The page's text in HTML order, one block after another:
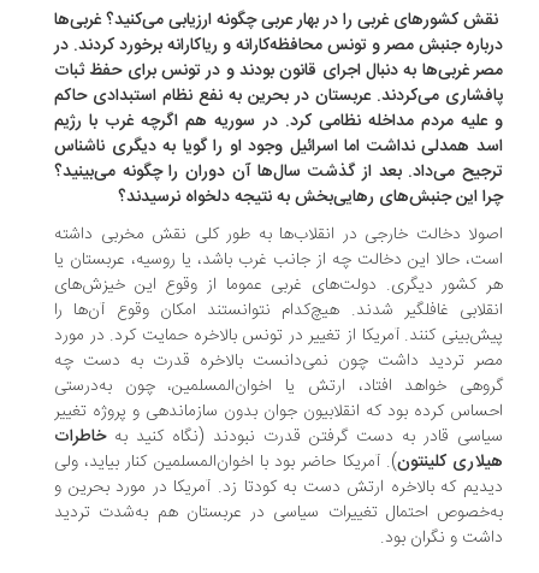
کشورهای غربی را در بهار عربی چگونه ارزیابی می‌کنید؟ غربی‌ها
جنبش مصر و تونس محافظه‌کارانه و ریاکارانه برخورد کردند. در
غربی‌ها به دنبال اجرای قانون بودند و در تونس برای حفظ ثبات
می‌کردند. عربستان در بحرین به نفع نظام استبدادی حاکم
مردم مداخله نظامی کرد. در سوریه هم اگرچه غرب با رژیم
همدلی نداشت اما اسرائیل وجود او را گویا به دیگری ناشناس
می‌داد. بعد از گذشت سال‌ها آن دوران را چگونه می‌بینید؟
این جنبش‌های رهایی‌بخش به نتیجه دلخواه نرسیدند؟
دخالت خارجی در انقلاب‌ها به طور کلی نقش مخربی داشته
حالا این دخالت چه از جانب غرب باشد، یا روسیه، عربستان یا
کشور دیگری. دولت‌های غربی عموما از وقوع این خیزش‌های
غافلگیر شدند. هیچ‌کدام نتوانستند امکان وقوع آن‌ها را
کنند. آمریکا از تغییر در تونس بالاخره حمایت کرد. در مورد
تردید داشت چون نمی‌دانست بالاخره قدرت به دست چه
خواهد افتاد، ارتش یا اخوان‌المسلمین، چون به‌درستی
کرده بود که انقلابیون جوان بدون سازماندهی و پروژه تغییر
قادر به دست گرفتن قدرت نبودند (نگاه کنید بهخاطرات
کلینتون). آمریکا حاضر بود با اخوان‌المسلمین کنار بیاید، ولی
که بالاخره ارتش دست به کودتا زد. آمریکا در مورد بحرین و
احتمال تغییرات سیاسی در عربستان هم به‌شدت تردید
و نگران بود.